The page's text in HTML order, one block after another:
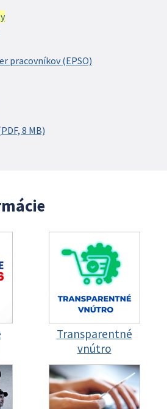
pracovníkov (EPSO)
8 MB)
Transparentné
vnútro